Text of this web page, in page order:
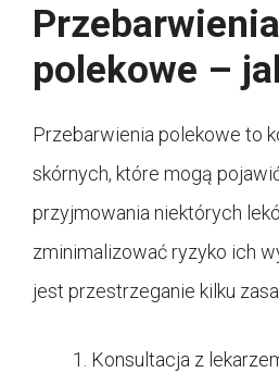
Przebarwienia
polekowe –
Przebarwienia polekowe to
skórnych, które mogą
przyjmowania niektórych
zminimalizować ryzyko ich
jest przestrzeganie kilku
Konsultacja z